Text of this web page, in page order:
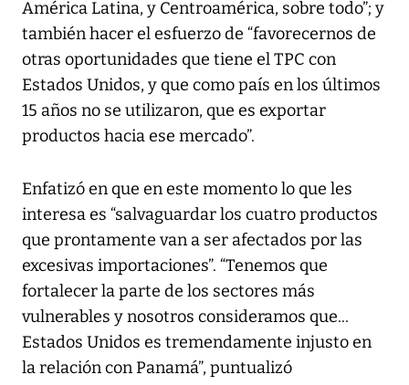
América Latina, y Centroamérica, sobre todo”; y
también hacer el esfuerzo de “favorecernos de
otras oportunidades que tiene el TPC con
Estados Unidos, y que como país en los últimos
15 años no se utilizaron, que es exportar
productos hacia ese mercado”.
Enfatizó en que en este momento lo que les
interesa es “salvaguardar los cuatro productos
que prontamente van a ser afectados por las
excesivas importaciones”. “Tenemos que
fortalecer la parte de los sectores más
vulnerables y nosotros consideramos que...
Estados Unidos es tremendamente injusto en
la relación con Panamá”, puntualizó